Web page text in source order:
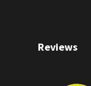
Reviews